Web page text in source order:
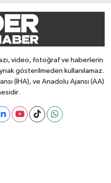
video, fotoğraf ve haberlerin
gösterilmeden kullanılamaz.
(İHA), ve Anadolu Ajansı (AA)